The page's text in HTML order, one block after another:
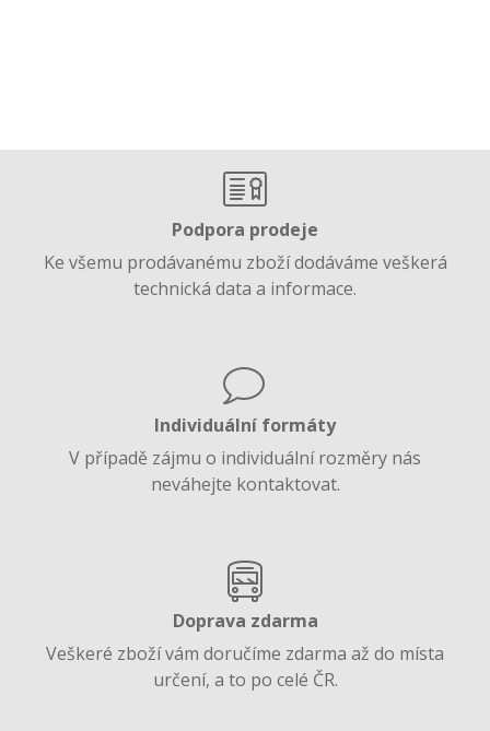
Podpora prodeje
Ke všemu prodávanému zboží dodáváme veškerá
technická data a informace.
Individuální formáty
V případě zájmu o individuální rozměry nás
neváhejte kontaktovat.
Doprava zdarma
Veškeré zboží vám doručíme zdarma až do místa
určení, a to po celé ČR.